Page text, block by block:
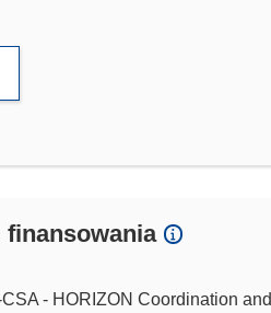
finansowania
- HORIZON Coordination and